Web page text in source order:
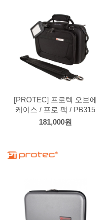
[PROTEC] 프로텍 오보에
케이스 / 프로 팩 / PB315
181,000원